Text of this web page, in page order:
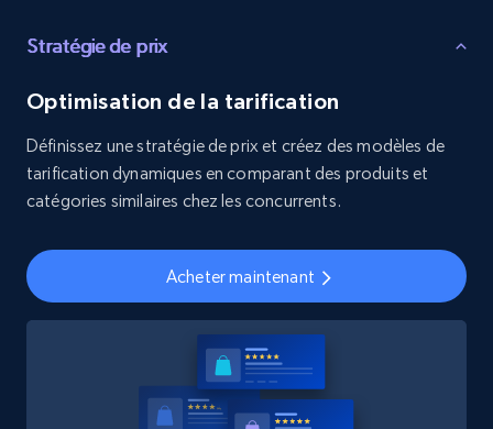
Stratégie de prix
Optimisation de la tarification
Définissez une stratégie de prix et créez des modèles de
tarification dynamiques en comparant des produits et
catégories similaires chez les concurrents.
Acheter maintenant